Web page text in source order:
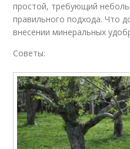
простой, требующий
правильного подхода. Что
внесении минеральных
Советы: